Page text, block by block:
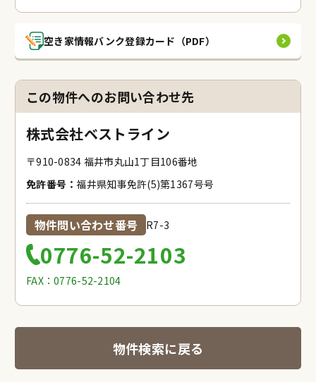
空き家情報バンク登録カード（PDF）
この物件へのお問い合わせ先
株式会社ベストライン
〒910-0834 福井市丸山1丁目106番地
免許番号：福井県知事免許(5)第1367号号
物件問い合わせ番号 R7-3
0776-52-2103
FAX：0776-52-2104
物件検索に戻る